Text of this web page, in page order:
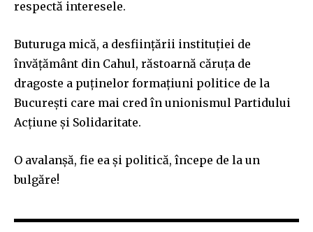
respectă interesele.
Buturuga mică, a desființării instituției de
învățământ din Cahul, răstoarnă căruța de
dragoste a puținelor formațiuni politice de la
București care mai cred în unionismul Partidului
Acțiune și Solidaritate.
O avalanșă, fie ea și politică, începe de la un
bulgăre!